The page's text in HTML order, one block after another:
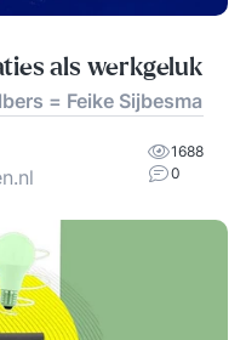
als werkgeluk
= Feike Sijbesma
1688
0